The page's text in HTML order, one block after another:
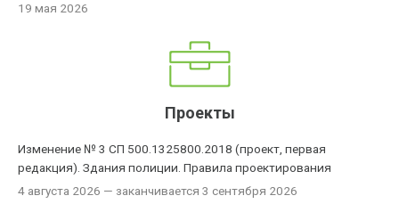
19 мая 2026
Проекты
Изменение № 3 СП 500.1325800.2018 (проект, первая
редакция). Здания полиции. Правила проектирования
4 августа 2026 — заканчивается 3 сентября 2026